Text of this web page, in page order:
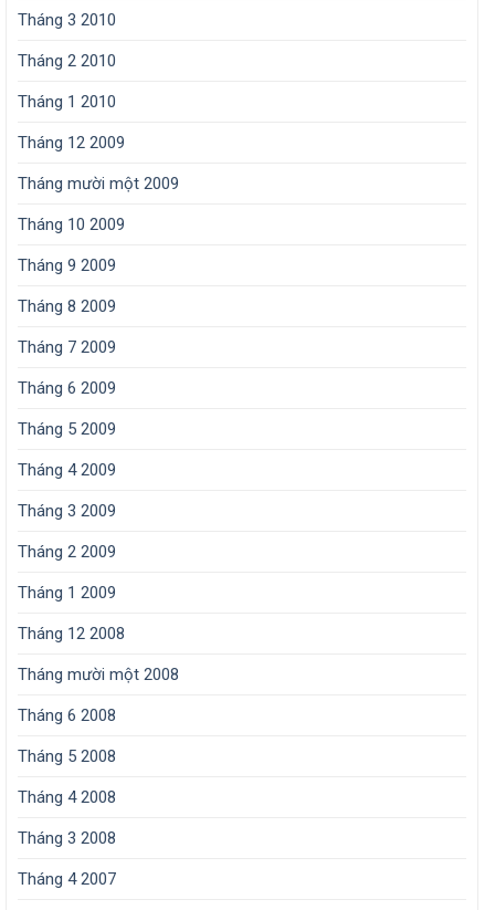
Tháng 3 2010
Tháng 2 2010
Tháng 1 2010
Tháng 12 2009
Tháng mười một 2009
Tháng 10 2009
Tháng 9 2009
Tháng 8 2009
Tháng 7 2009
Tháng 6 2009
Tháng 5 2009
Tháng 4 2009
Tháng 3 2009
Tháng 2 2009
Tháng 1 2009
Tháng 12 2008
Tháng mười một 2008
Tháng 6 2008
Tháng 5 2008
Tháng 4 2008
Tháng 3 2008
Tháng 4 2007